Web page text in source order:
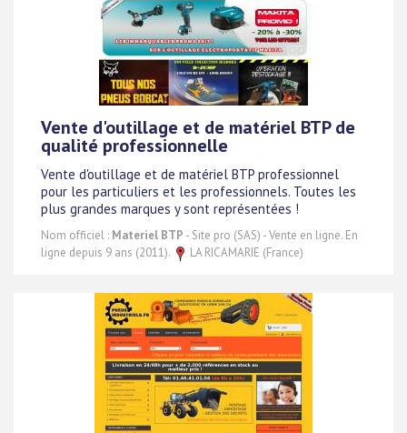
Vente d'outillage et de matériel BTP de
qualité professionnelle
Vente d'outillage et de matériel BTP professionnel
pour les particuliers et les professionnels. Toutes les
plus grandes marques y sont représentées !
Nom officiel : Materiel BTP - Site pro (SAS) - Vente en ligne. En
ligne depuis 9 ans (2011).
LA RICAMARIE (France)